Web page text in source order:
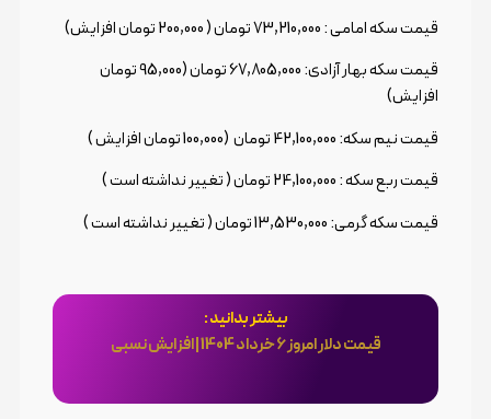
قیمت سکه امامی : 73,210,000 تومان ( 200,000 تومان افزایش)
قیمت سکه بهار آزادی: 67,805,000 تومان (95,000 تومان
افزایش)
قیمت نیم سکه: 42,100,000 تومان (100,000 تومان افزایش )
قیمت ربع سکه : 24,100,000 تومان ( تغییر نداشته است )
قیمت سکه گرمی: 13,530,000 تومان ( تغییر نداشته است )
بیشتر بدانید :
قیمت دلار امروز 6 خرداد 1404 | افزایش نسبی